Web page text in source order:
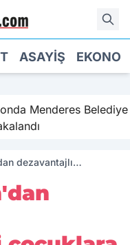
ASAYIŞ
Menderes Belediye
dezavantajlı